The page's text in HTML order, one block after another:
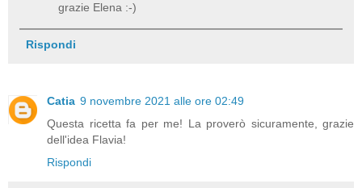
grazie Elena :-)
Rispondi
Catia 9 novembre 2021 alle ore 02:49
Questa ricetta fa per me! La proverò sicuramente, grazie
dell'idea Flavia!
Rispondi